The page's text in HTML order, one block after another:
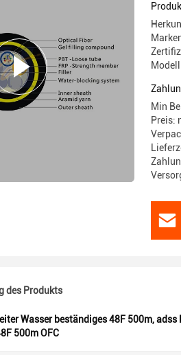
Min
Preis:
des Produkts
Wasser beständiges 48F 500m,adss
500m OFC